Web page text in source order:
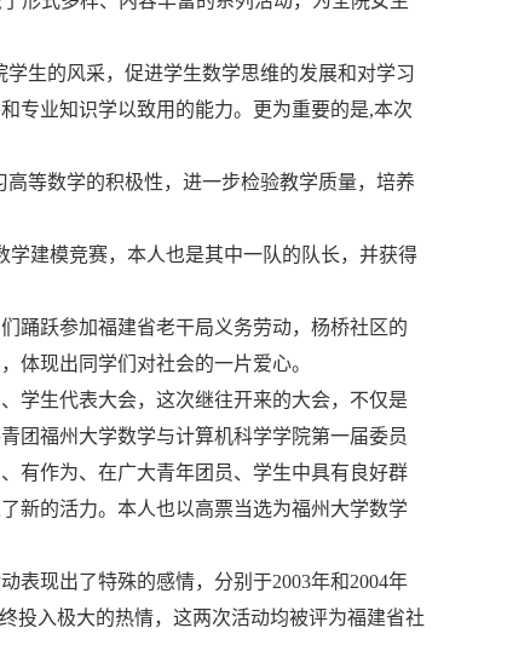
生的风采，促进学生数学思维的发展和对学习
专业知识学以致用的能力。更为重要的是,本次
等数学的积极性，进一步检验教学质量，培养
学建模竞赛，本人也是其中一队的队长，并获得
踊跃参加福建省老干局义务劳动，杨桥社区的
体现出同学们对社会的一片爱心。
学生代表大会，这次继往开来的大会，不仅是
团福州大学数学与计算机科学学院第一届委员
有作为、在广大青年团员、学生中具有良好群
新的活力。本人也以高票当选为福州大学数学
表现出了特殊的感情，分别于2003年和2004年
投入极大的热情，这两次活动均被评为福建省社